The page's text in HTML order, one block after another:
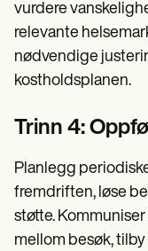
vurdere
relevante
nødvendige
kostholdsplanen.
Trinn 4:
Planlegg
fremdriften, løse
støtte.
mellom besøk,